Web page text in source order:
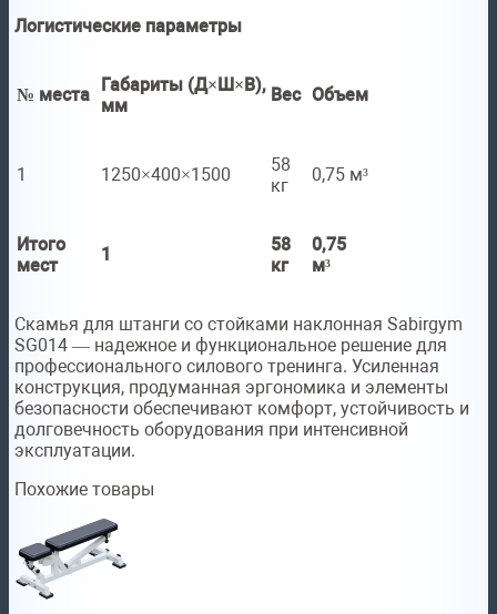
Логистические параметры
№ места
Габариты (Д×Ш×В),
мм
Вес Объем
1 1250×400×1500
58
кг
0,75 м³
Итого
мест
1
58
кг
0,75
м³
Скамья для штанги со стойками наклонная Sabirgym
SG014 — надежное и функциональное решение для
профессионального силового тренинга. Усиленная
конструкция, продуманная эргономика и элементы
безопасности обеспечивают комфорт, устойчивость и
долговечность оборудования при интенсивной
эксплуатации.
Похожие товары